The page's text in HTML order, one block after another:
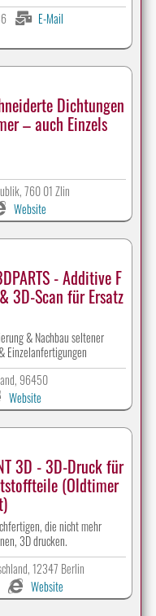
E-Mail
Dichtungen
– auch Einzels
760 01 Zlin
Website
- Additive F
3D-Scan für Ersatz
& Nachbau seltener
Einzelanfertigungen
96450
Website
3D - 3D-Druck für
(Oldtimer
die nicht mehr
3D drucken.
12347 Berlin
Website